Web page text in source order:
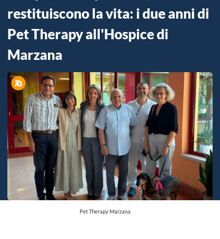
restituiscono la vita: i due anni di
Pet Therapy all'Hospice di
Marzana
Pet Therapy Marzana